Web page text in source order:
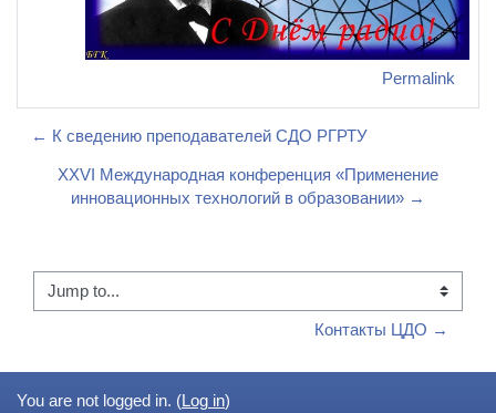
Permalink
← К сведению преподавателей СДО РГРТУ
XXVI Международная конференция «Применение
инновационных технологий в образовании» →
Jump to...
Контакты ЦДО →
You are not logged in. (Log in)